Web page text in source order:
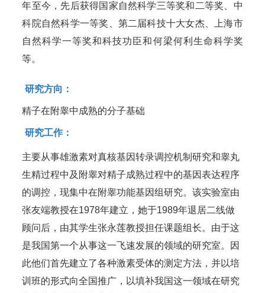
年至今，先后获得国家自然科学三等奖和二等奖、中
科院自然科学一等奖、第二届科技十大女杰、上海市
自然科学一等奖和科技功臣和何梁何利生命科学奖
等。
研究方向：
精子在附睾中成熟的分子基础
研究工作：
主要从事雄激素对真核基因转录调控机制研究和睾丸
生精过程中及附睾对精子成熟过程中的基因表达程序
的调控，现集中在附睾功能基因组研究。该实验室由
张友端教授在1978年建立，她于1989年退居二线做
顾问后，由其学生张永莲教授担任课题组长。由于这
是我国第一个从事这一飞速发展的领域的研究室。因
此他们首先建立了各种激素受体的测定方法，并以培
训班的形式向全国推广，以填补我国这一领域在研究